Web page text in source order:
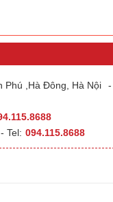
Phú ,Hà Đông, Hà Nội
-
- Tel: 094.115.8688